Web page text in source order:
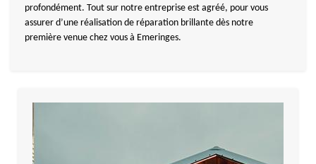
profondément. Tout sur notre entreprise est agréé, pour vous
assurer d’une réalisation de réparation brillante dès notre
première venue chez vous à Emeringes.